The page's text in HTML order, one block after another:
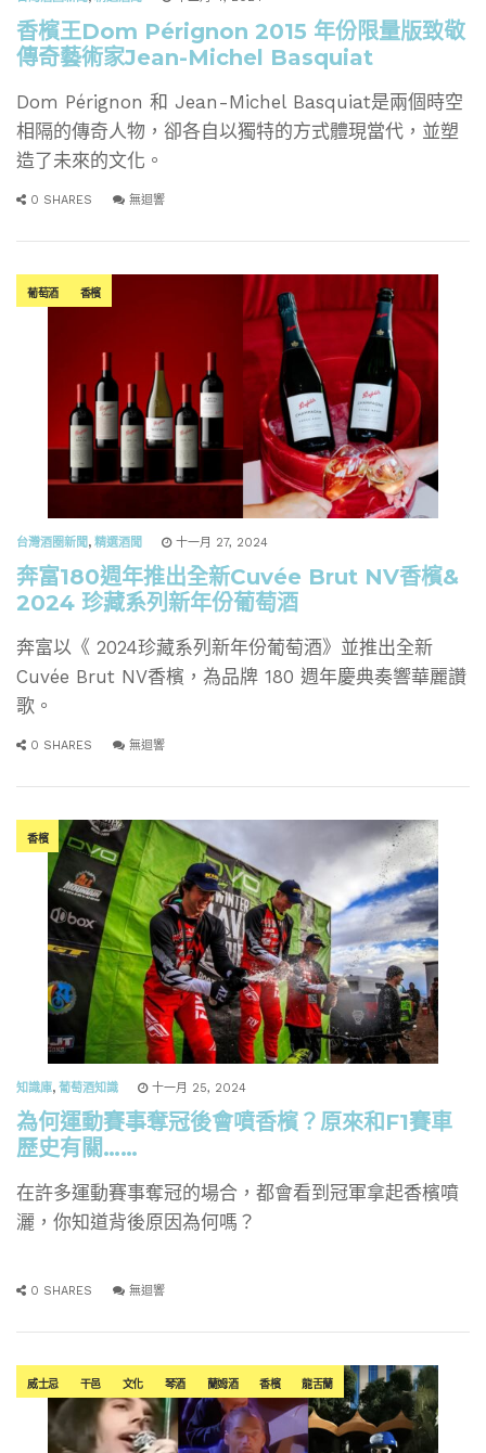
香檳王Dom Pérignon 2015 年份限量版致敬
傳奇藝術家Jean-Michel Basquiat
Dom Pérignon 和 Jean-Michel Basquiat是兩個時空
相隔的傳奇人物，卻各自以獨特的方式體現當代，並塑
造了未來的文化。
0 SHARES 無迴響
葡萄酒 香檳
台灣酒圈新聞, 精選酒聞 十一月 27, 2024
奔富180週年推出全新Cuvée Brut NV香檳&
2024 珍藏系列新年份葡萄酒
奔富以《 2024珍藏系列新年份葡萄酒》並推出全新
Cuvée Brut NV香檳，為品牌 180 週年慶典奏響華麗讚
歌。
0 SHARES 無迴響
香檳
知識庫, 葡萄酒知識 十一月 25, 2024
為何運動賽事奪冠後會噴香檳？原來和F1賽車
歷史有關……
在許多運動賽事奪冠的場合，都會看到冠軍拿起香檳噴
灑，你知道背後原因為何嗎？
0 SHARES 無迴響
威士忌 干邑 文化 琴酒 蘭姆酒 香檳 龍舌蘭